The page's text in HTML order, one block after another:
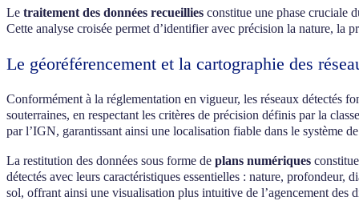
Le traitement des données recueillies constitue une phase cruciale
Cette analyse croisée permet d’identifier avec précision la nature, la
Le géoréférencement et la cartographie des
Conformément à la réglementation en vigueur, les réseaux détectés
souterraines, en respectant les critères de précision définis par la
par l’IGN, garantissant ainsi une localisation fiable dans le système
La restitution des données sous forme de plans numériques
détectés avec leurs caractéristiques essentielles : nature,
sol, offrant ainsi une visualisation plus intuitive de l’agencement des